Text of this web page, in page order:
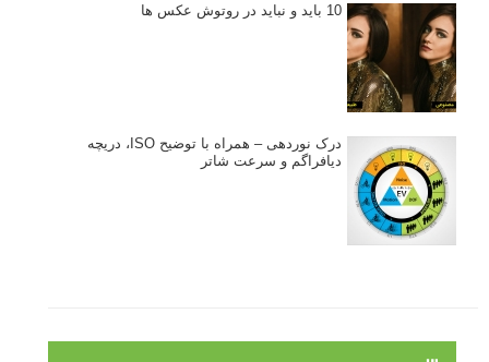
10 باید و نباید در روتوش عکس ها
درک نوردهی – همراه با توضیح ISO، دریچه
دیافراگم و سرعت شاتر